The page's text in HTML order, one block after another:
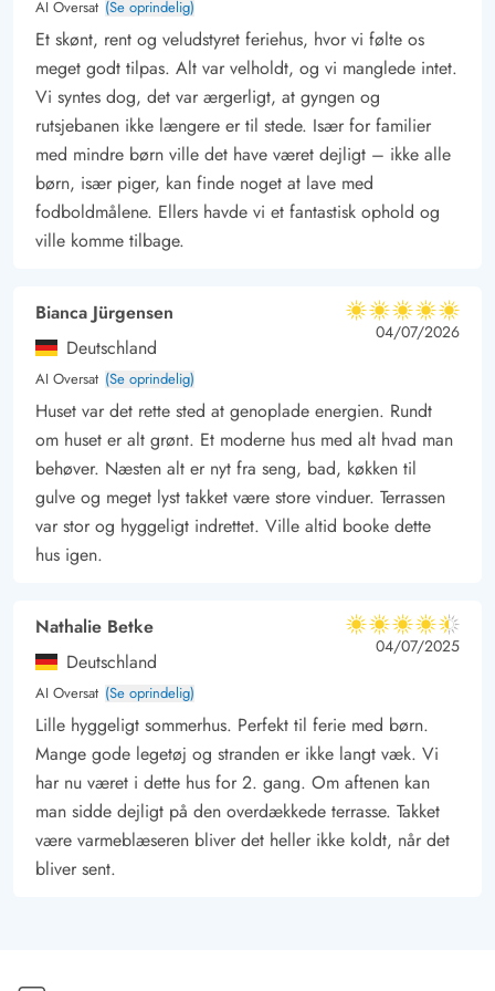
AI Oversat (Se oprindelig)
Et skønt, rent og veludstyret feriehus, hvor vi følte os
meget godt tilpas. Alt var velholdt, og vi manglede intet.
Vi syntes dog, det var ærgerligt, at gyngen og
rutsjebanen ikke længere er til stede. Især for familier
med mindre børn ville det have været dejligt – ikke alle
børn, især piger, kan finde noget at lave med
fodboldmålene. Ellers havde vi et fantastisk ophold og
ville komme tilbage.
Bianca Jürgensen
Deutschland
AI Oversat (Se oprindelig)
5 ud af 5
5 ud af 5
5 out of 5
04/07/2026
Huset var det rette sted at genoplade energien. Rundt
om huset er alt grønt. Et moderne hus med alt hvad man
behøver. Næsten alt er nyt fra seng, bad, køkken til
gulve og meget lyst takket være store vinduer. Terrassen
var stor og hyggeligt indrettet. Ville altid booke dette
hus igen.
Nathalie Betke
Deutschland
AI Oversat (Se oprindelig)
4.5 ud af 5
4.5 ud af 5
4.5 out of 5
04/07/2025
Lille hyggeligt sommerhus. Perfekt til ferie med børn.
Mange gode legetøj og stranden er ikke langt væk. Vi
har nu været i dette hus for 2. gang. Om aftenen kan
man sidde dejligt på den overdækkede terrasse. Takket
være varmeblæseren bliver det heller ikke koldt, når det
bliver sent.